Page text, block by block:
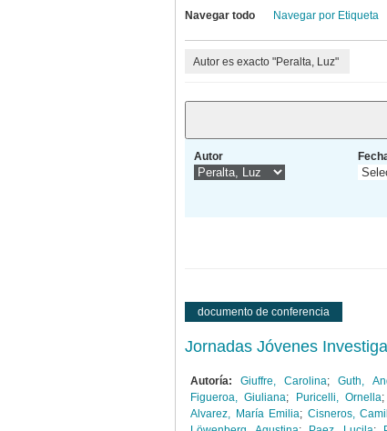
Navegar todo Navegar por Etiqueta
Autor es exacto "Peralta, Luz"
Autor
documento de conferencia
Jornadas Jóvenes
Autoría: Giuffre, Carolina;Guth,
Figueroa, Giuliana; Puricelli, Ornella;
Alvarez, María Emilia; Cisneros,